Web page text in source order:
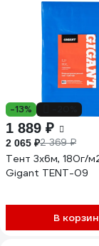
-13%
1 889 ₽
2 065 ₽2 369 ₽
Тент 3х6м, 180г/
Gigant TENT-09
В